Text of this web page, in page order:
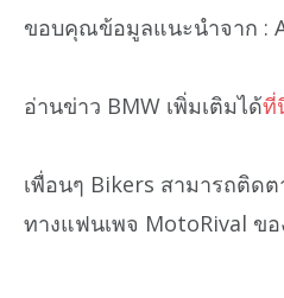
ขอบคุณข้อมูลแนะนำจาก :
อ่านข่าว BMW เพิ่มเติมได้ที่
เพื่อนๆ Bikers สามารถติด
ทางแฟนเพจ MotoRival ขอ